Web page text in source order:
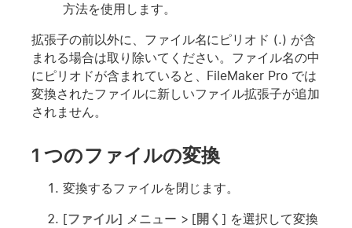
方法を使用します。
拡張子の前以外に、ファイル名にピリオド (.) が含
まれる場合は取り除いてください。ファイル名の中
にピリオドが含まれていると、FileMaker Pro では
変換されたファイルに新しいファイル拡張子が追加
されません。
1 つのファイルの変換
変換するファイルを閉じます。
[ファイル] メニュー > [開く ] を選択して変換